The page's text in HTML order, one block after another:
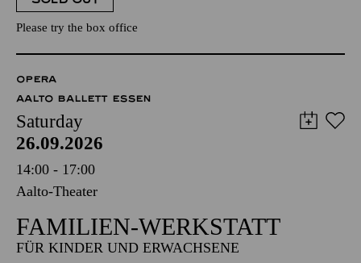
Please try the box office
OPERA
AALTO BALLETT ESSEN
Saturday
26.09.2026
14:00 - 17:00
Aalto-Theater
FAMILIEN-WERKSTATT
FÜR KINDER UND ERWACHSENE